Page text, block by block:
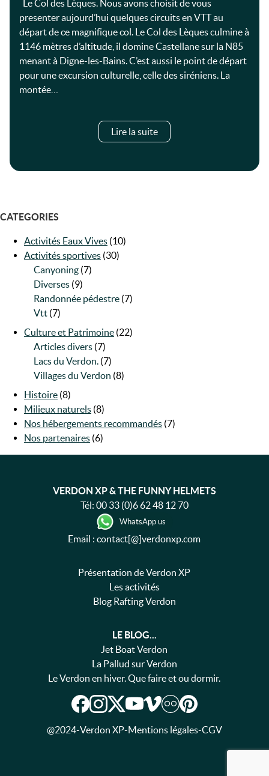
Le Col des Lèques. Nous avons choisit de vous
presenter aujourd’hui quelques circuits en VTT au
départ de ce magnifique col. Le Col des Lèques culmine à
1146 mètres d’altitude, il domine Castellane sur la N85
menant à Digne-les-Bains. C’est aussi le point de départ
pour une excursion culturelle, celle des siréniens. La
montée…
Lire la suite
CATEGORIES
Activités Eaux Vives (10)
Activités sportives (30)
Canyoning (7)
Diverses (9)
Randonnée pédestre (7)
Vtt (7)
Culture et Patrimoine (22)
Articles divers (7)
Lacs du Verdon. (7)
Villages du Verdon (8)
Histoire (8)
Milieux naturels (8)
Nos hébergements recommandés (7)
Nos partenaires (6)
VERDON XP & THE FUNNY HELMETS
Tél: 00 33 (0)6 62 48 12 70
WhatsApp us
Email : contact[@]verdonxp.com
Présentation de Verdon XP
Les activités
Blog Rafting Verdon
LE BLOG...
Jet Boat Verdon
La Pallud sur Verdon
Le Verdon en hiver. Que faire et ou dormir.
@2024-Verdon XP-Mentions légales-CGV